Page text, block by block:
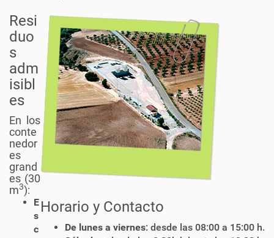
Horario y Contacto
De lunes a viernes: desde las 08:00 a 15:00 h.
Resi
duo
s
adm
isibl
es
En los
conte
nedor
es
grand
es (30
m3):
E
s
c